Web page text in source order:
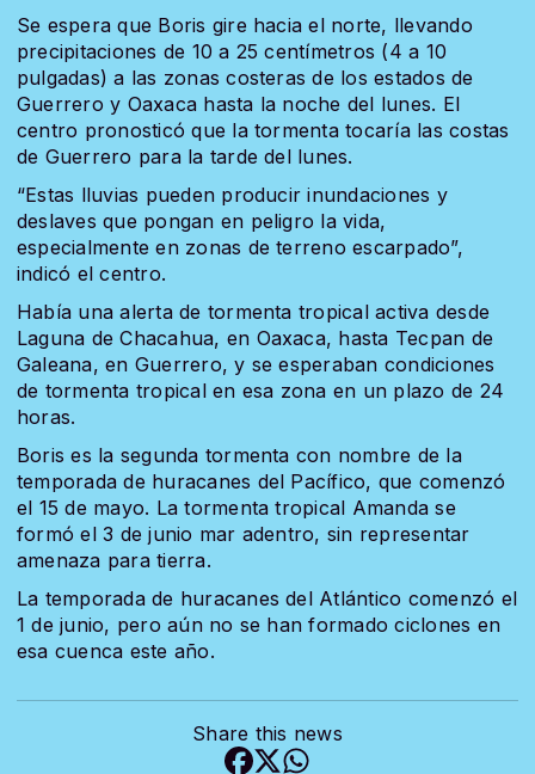
Se espera que Boris gire hacia el norte, llevando
precipitaciones de 10 a 25 centímetros (4 a 10
pulgadas) a las zonas costeras de los estados de
Guerrero y Oaxaca hasta la noche del lunes. El
centro pronosticó que la tormenta tocaría las costas
de Guerrero para la tarde del lunes.
“Estas lluvias pueden producir inundaciones y
deslaves que pongan en peligro la vida,
especialmente en zonas de terreno escarpado”,
indicó el centro.
Había una alerta de tormenta tropical activa desde
Laguna de Chacahua, en Oaxaca, hasta Tecpan de
Galeana, en Guerrero, y se esperaban condiciones
de tormenta tropical en esa zona en un plazo de 24
horas.
Boris es la segunda tormenta con nombre de la
temporada de huracanes del Pacífico, que comenzó
el 15 de mayo. La tormenta tropical Amanda se
formó el 3 de junio mar adentro, sin representar
amenaza para tierra.
La temporada de huracanes del Atlántico comenzó el
1 de junio, pero aún no se han formado ciclones en
esa cuenca este año.
Share this news